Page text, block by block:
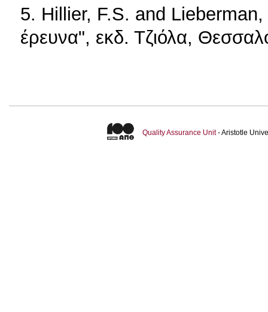
5. Hillier, F.S. and Lieberman,
έρευνα", εκδ. Τζιόλα,
Quality Assurance Unit- Aristotle